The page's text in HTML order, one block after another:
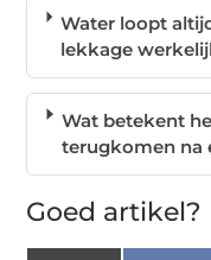
Water loopt
lekkage
Wat betekent
terugkomen na
Goed artikel?